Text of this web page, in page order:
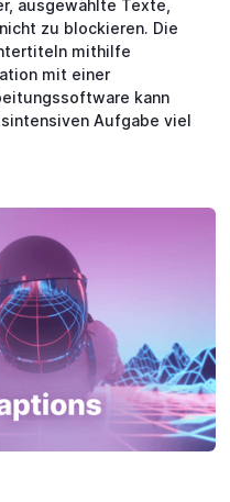
ausgewählte Texte,
zu blockieren. Die
mithilfe
mit einer
kann
Aufgabe viel